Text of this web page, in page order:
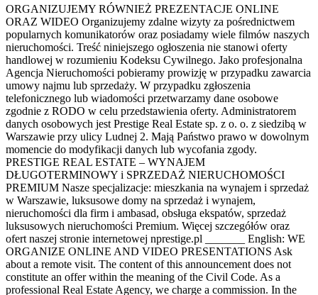
ORGANIZUJEMY RÓWNIEŻ PREZENTACJE ONLINE
ORAZ WIDEO Organizujemy zdalne wizyty za pośrednictwem
popularnych komunikatorów oraz posiadamy wiele filmów naszych
nieruchomości. Treść niniejszego ogłoszenia nie stanowi oferty
handlowej w rozumieniu Kodeksu Cywilnego. Jako profesjonalna
Agencja Nieruchomości pobieramy prowizję w przypadku zawarcia
umowy najmu lub sprzedaży. W przypadku zgłoszenia
telefonicznego lub wiadomości przetwarzamy dane osobowe
zgodnie z RODO w celu przedstawienia oferty. Administratorem
danych osobowych jest Prestige Real Estate sp. z o. o. z siedzibą w
Warszawie przy ulicy Ludnej 2. Mają Państwo prawo w dowolnym
momencie do modyfikacji danych lub wycofania zgody.
PRESTIGE REAL ESTATE – WYNAJEM
DŁUGOTERMINOWY i SPRZEDAŻ NIERUCHOMOŚCI
PREMIUM Nasze specjalizacje: mieszkania na wynajem i sprzedaż
w Warszawie, luksusowe domy na sprzedaż i wynajem,
nieruchomości dla firm i ambasad, obsługa ekspatów, sprzedaż
luksusowych nieruchomości Premium. Więcej szczegółów oraz
ofert naszej stronie internetowej nprestige.pl _______ English: WE
ORGANIZE ONLINE AND VIDEO PRESENTATIONS Ask
about a remote visit. The content of this announcement does not
constitute an offer within the meaning of the Civil Code. As a
professional Real Estate Agency, we charge a commission. In the